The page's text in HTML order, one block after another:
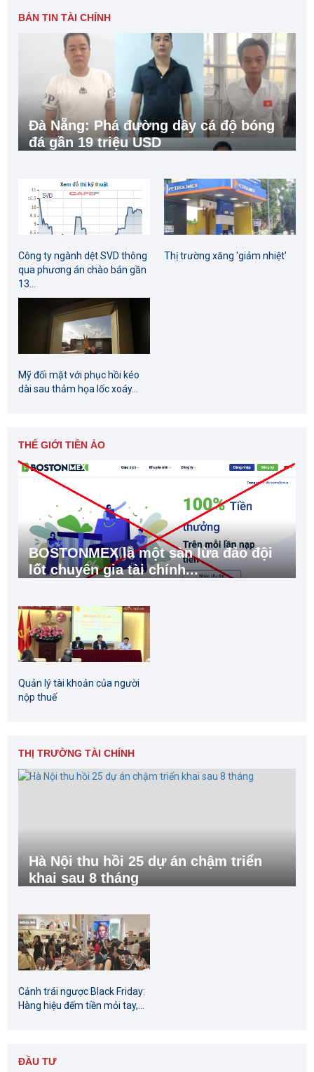
BẢN TIN TÀI CHÍNH
Đà Nẵng: Phá đường dây cá độ bóng
đá gần 19 triệu USD
Công ty ngành dệt SVD thông
qua phương án chào bán gần
13...
Thị trường xăng 'giảm nhiệt'
Mỹ đối mặt với phục hồi kéo
dài sau thảm họa lốc xoáy...
THẾ GIỚI TIỀN ẢO
BOSTONMEX là một sàn lừa đảo đội
lốt chuyên gia tài chính...
Quản lý tài khoản của người
nộp thuế
THỊ TRƯỜNG TÀI CHÍNH
Hà Nội thu hồi 25 dự án chậm triển
khai sau 8 tháng
Cảnh trái ngược Black Friday:
Hàng hiệu đếm tiền mỏi tay,...
ĐẦU TƯ